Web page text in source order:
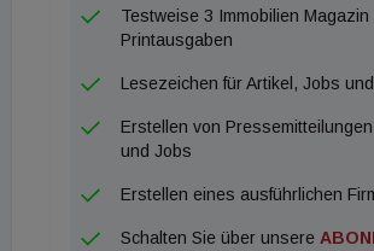
Testweise 3 Immobilien Magazin
Printausgaben
Lesezeichen für Artikel, Jobs
Erstellen von
und Jobs
Erstellen eines ausführlichen
Schalten Sie über unsere